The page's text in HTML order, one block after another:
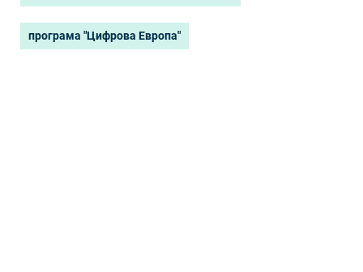
програма "Цифрова Европа"